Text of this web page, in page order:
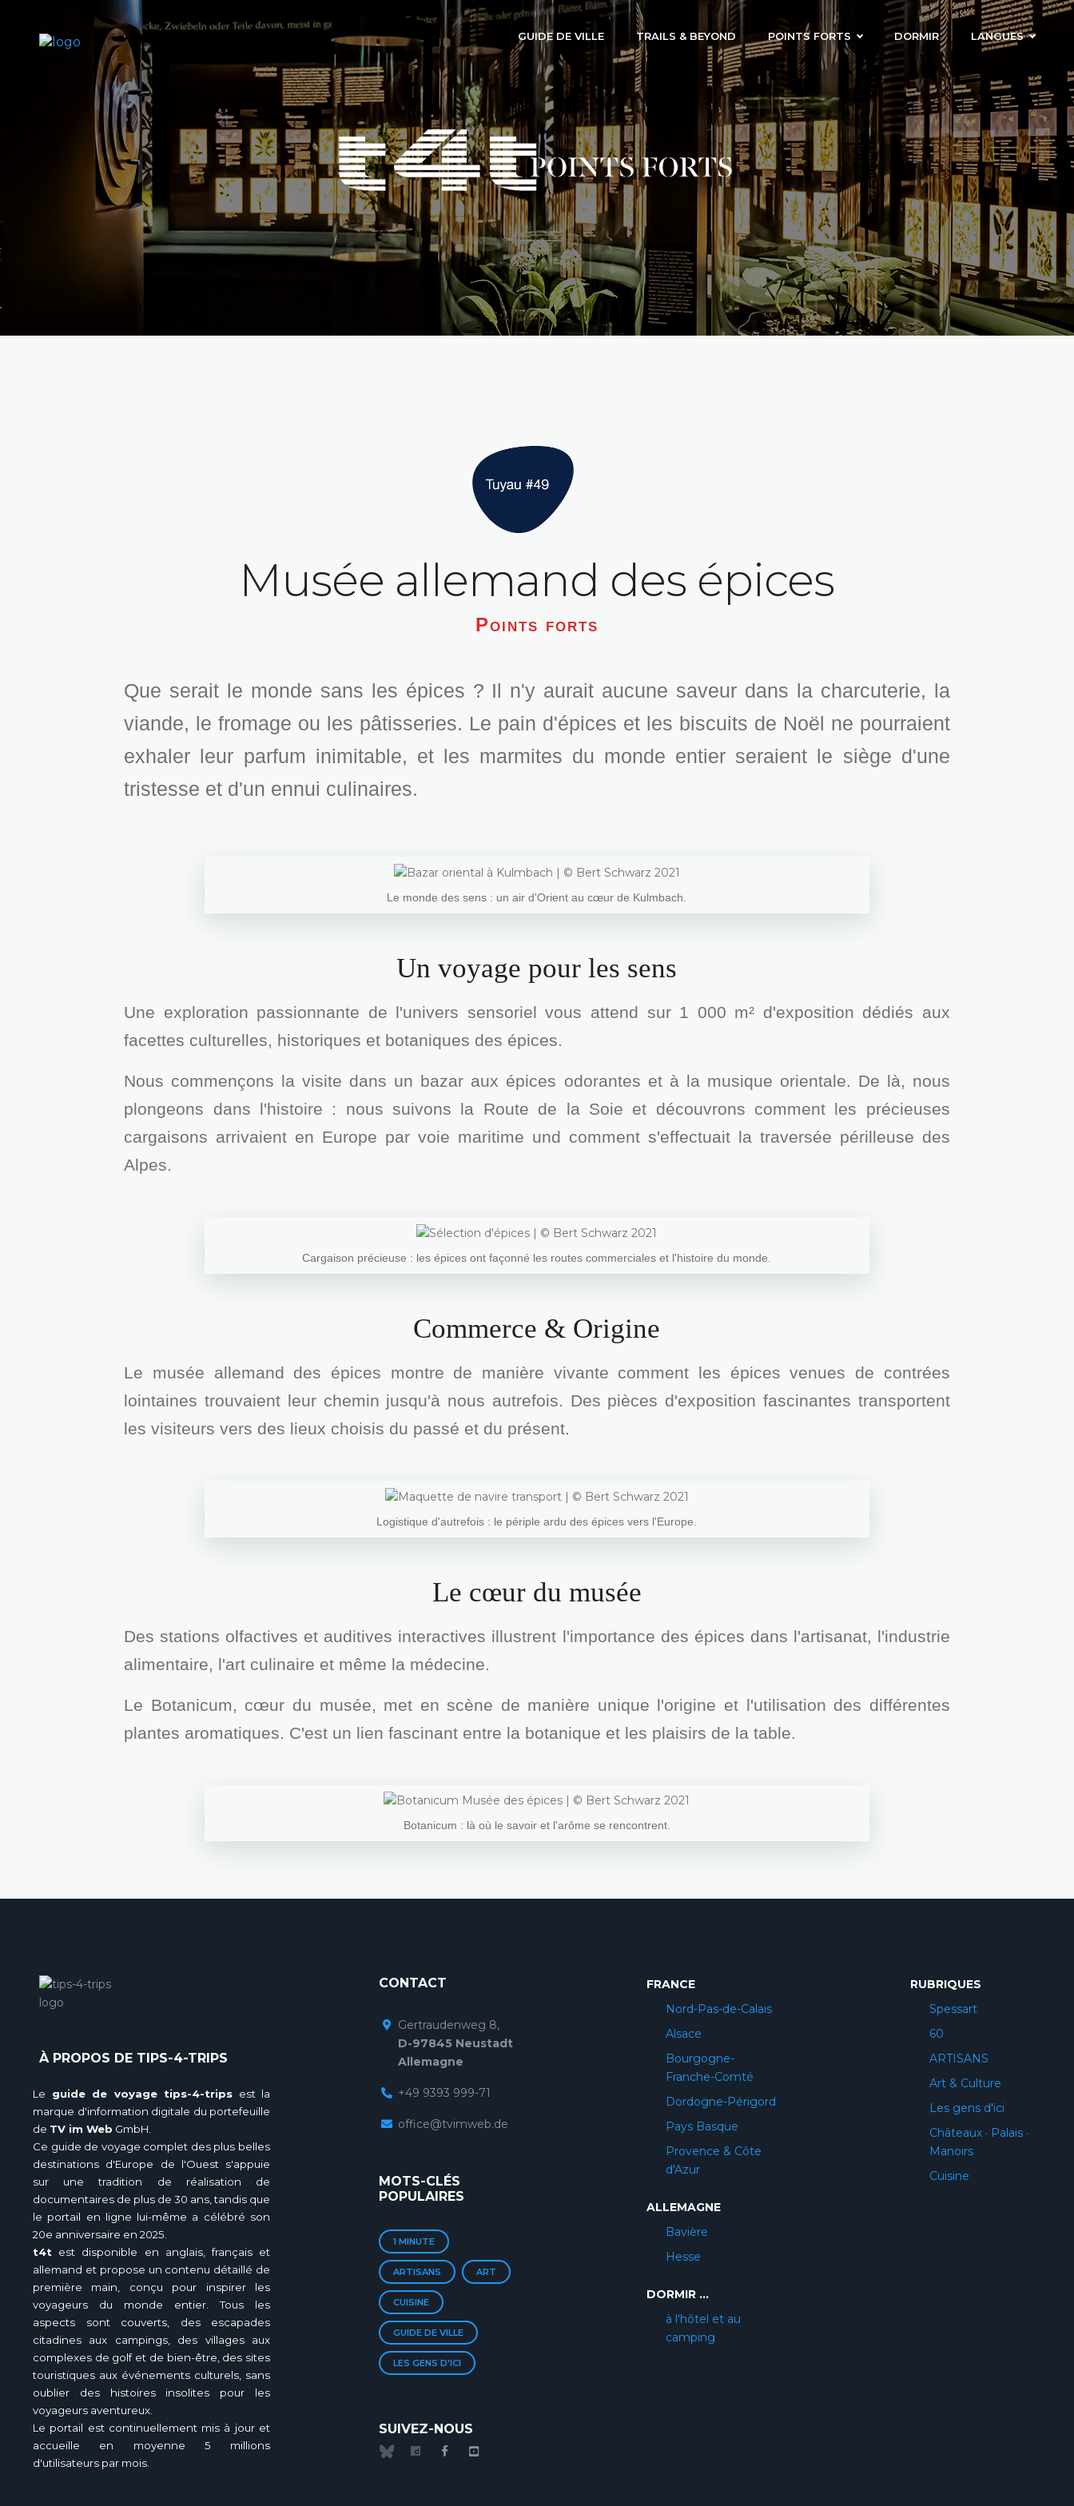
GUIDE DE VILLE TRAILS & BEYOND POINTS FORTS DORMIR LANGUES
Musée allemand des épices
Points forts
Que serait le monde sans les épices ? Il n'y aurait aucune saveur dans la charcuterie, la
viande, le fromage ou les pâtisseries. Le pain d'épices et les biscuits de Noël ne pourraient
exhaler leur parfum inimitable, et les marmites du monde entier seraient le siège d'une
tristesse et d'un ennui culinaires.
Le monde des sens : un air d'Orient au cœur de Kulmbach.
Un voyage pour les sens
Une exploration passionnante de l'univers sensoriel vous attend sur 1 000 m² d'exposition dédiés aux
facettes culturelles, historiques et botaniques des épices.
Nous commençons la visite dans un bazar aux épices odorantes et à la musique orientale. De là, nous
plongeons dans l'histoire : nous suivons la Route de la Soie et découvrons comment les précieuses
cargaisons arrivaient en Europe par voie maritime und comment s'effectuait la traversée périlleuse des
Alpes.
Cargaison précieuse : les épices ont façonné les routes commerciales et l'histoire du monde.
Commerce & Origine
Le musée allemand des épices montre de manière vivante comment les épices venues de contrées
lointaines trouvaient leur chemin jusqu'à nous autrefois. Des pièces d'exposition fascinantes transportent
les visiteurs vers des lieux choisis du passé et du présent.
Logistique d'autrefois : le périple ardu des épices vers l'Europe.
Le cœur du musée
Des stations olfactives et auditives interactives illustrent l'importance des épices dans l'artisanat, l'industrie
alimentaire, l'art culinaire et même la médecine.
Le Botanicum, cœur du musée, met en scène de manière unique l'origine et l'utilisation des différentes
plantes aromatiques. C'est un lien fascinant entre la botanique et les plaisirs de la table.
Botanicum : là où le savoir et l'arôme se rencontrent.
À PROPOS DE TIPS-4-TRIPS
Le guide de voyage tips-4-trips est la
marque d'information digitale du portefeuille
de TV im Web GmbH.
Ce guide de voyage complet des plus belles
destinations d'Europe de l'Ouest s'appuie
sur une tradition de réalisation de
documentaires de plus de 30 ans, tandis que
le portail en ligne lui-même a célébré son
20e anniversaire en 2025.
t4t est disponible en anglais, français et
allemand et propose un contenu détaillé de
première main, conçu pour inspirer les
voyageurs du monde entier. Tous les
aspects sont couverts, des escapades
citadines aux campings, des villages aux
complexes de golf et de bien-être, des sites
touristiques aux événements culturels, sans
oublier des histoires insolites pour les
voyageurs aventureux.
Le portail est continuellement mis à jour et
accueille en moyenne 5 millions
d'utilisateurs par mois.
CONTACT
Gertraudenweg 8,
D-97845 Neustadt
Allemagne
+49 9393 999-71
office@tvimweb.de
MOTS-CLÉS
POPULAIRES
1 MINUTE
ARTISANS ART
CUISINE
GUIDE DE VILLE
LES GENS D'ICI
SUIVEZ-NOUS
FRANCE
Nord-Pas-de-Calais
Alsace
Bourgogne-
Franche-Comté
Dordogne-Périgord
Pays Basque
Provence & Côte
d'Azur
ALLEMAGNE
Bavière
Hesse
DORMIR ...
à l'hôtel et au
camping
RUBRIQUES
Spessart
60
ARTISANS
Art & Culture
Les gens d'ici
Châteaux · Palais ·
Manoirs
Cuisine